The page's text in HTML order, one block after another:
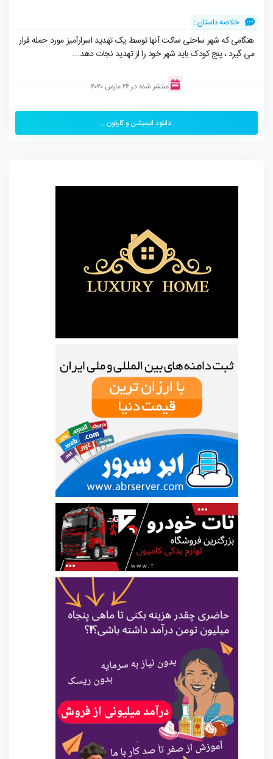
خلاصه داستان :
هنگامی که شهر ساحلی ساکت آنها توسط یک تهدید اسرارآمیز مورد حمله قرار
می گیرد ، پنج کودک باید شهر خود را از تهدید نجات دهد…
منتشر شده در 26 مارس 2020
دانلود انیمیشن و کارتون ...